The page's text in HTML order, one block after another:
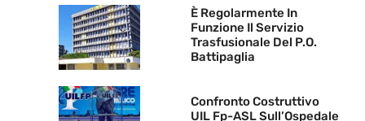
È Regolarmente In
Funzione Il Servizio
Trasfusionale Del P.O.
Battipaglia
Confronto Costruttivo
UIL Fp-ASL Sull’Ospedale